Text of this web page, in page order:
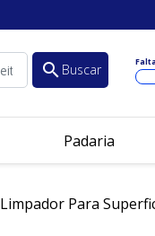
search Buscar
Padaria
Limpador Para